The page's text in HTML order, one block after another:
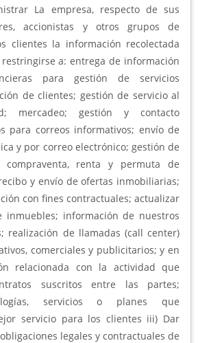
La empresa, respecto de sus
accionistas y otros grupos de
clientes la información recolectada
a: entrega de información
para gestión de servicios
de clientes; gestión de servicio al
mercadeo; gestión y contacto
para correos informativos; envío de
y por correo electrónico; gestión de
renta y permuta de
y envío de ofertas inmobiliarias;
con fines contractuales; actualizar
inmuebles; información de nuestros
realización de llamadas (call center)
comerciales y publicitarios; y en
relacionada con la actividad que
suscritos entre las partes;
servicios o planes que
servicio para los clientes iii) Dar
legales y contractuales de